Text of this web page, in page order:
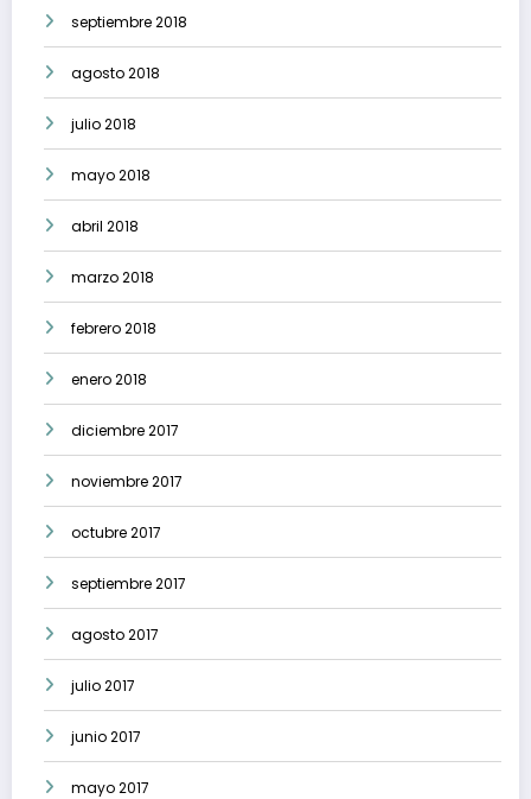
septiembre 2018
agosto 2018
julio 2018
mayo 2018
abril 2018
marzo 2018
febrero 2018
enero 2018
diciembre 2017
noviembre 2017
octubre 2017
septiembre 2017
agosto 2017
julio 2017
junio 2017
mayo 2017